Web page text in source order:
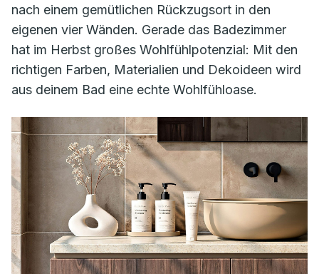
nach einem gemütlichen Rückzugsort in den
eigenen vier Wänden. Gerade das Badezimmer
hat im Herbst großes Wohlfühlpotenzial: Mit den
richtigen Farben, Materialien und Dekoideen wird
aus deinem Bad eine echte Wohlfühloase.